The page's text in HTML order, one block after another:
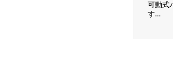
可動式
す...